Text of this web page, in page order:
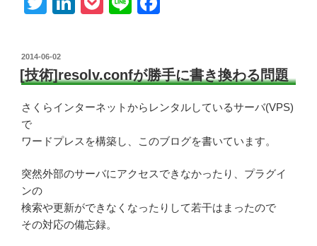
tt
er e
dI
n
et
e
b
o
o
投
稿
日:
2014-06-02
[技術]resolv.confが勝手に書き換わる問題
さくらインターネットからレンタルしているサーバ(VPS)
で
ワードプレスを構築し、このブログを書いています。
突然外部のサーバにアクセスできなかったり、プラグイ
ンの
検索や更新ができなくなったりして若干はまったので
その対応の備忘録。